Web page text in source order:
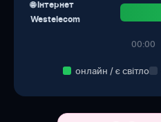
🌐 Інтернет
Westelecom
00:00
онлайн / є світло